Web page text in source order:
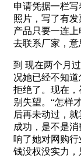
申请凭据一栏
照片，写了有
产品只要一连
去联系厂家，意
到 现在两个月
况她已经不知
拒绝了。现在
别失望。“怎样
后再未动过，
成功，是不是
响了她对网购
钱没权没实力